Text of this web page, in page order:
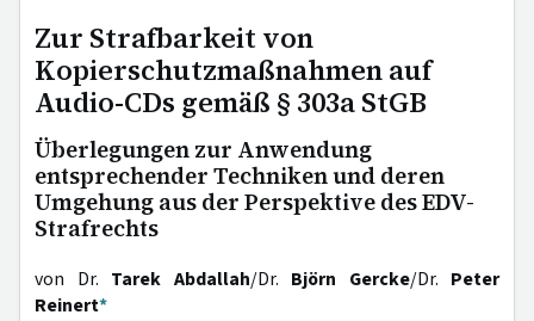
Zur Strafbarkeit von
Kopierschutzmaßnahmen auf
Audio-CDs gemäß § 303a StGB
Überlegungen zur Anwendung
entsprechender Techniken und deren
Umgehung aus der Perspektive des EDV-
Strafrechts
von Dr. Tarek Abdallah/Dr. Björn Gercke/Dr. Peter
Reinert*